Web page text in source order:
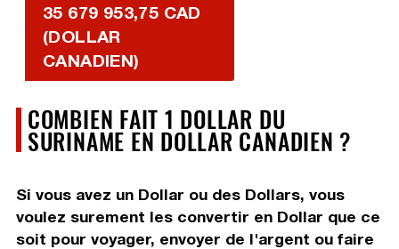
35 679 953,75 CAD
(DOLLAR
CANADIEN)
COMBIEN FAIT 1 DOLLAR DU
SURINAME EN DOLLAR CANADIEN ?
Si vous avez un Dollar ou des Dollars, vous
voulez surement les convertir en Dollar que ce
soit pour voyager, envoyer de l'argent ou faire